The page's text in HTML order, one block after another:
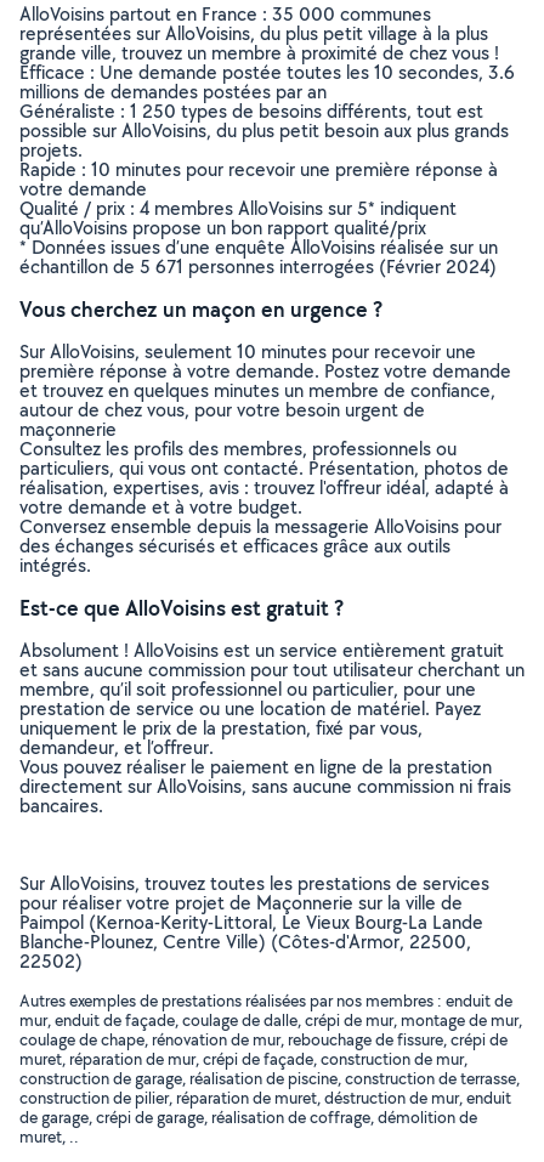
AlloVoisins partout en France : 35 000 communes
représentées sur AlloVoisins, du plus petit village à la plus
grande ville, trouvez un membre à proximité de chez vous !
Efficace : Une demande postée toutes les 10 secondes, 3.6
millions de demandes postées par an
Généraliste : 1 250 types de besoins différents, tout est
possible sur AlloVoisins, du plus petit besoin aux plus grands
projets.
Rapide : 10 minutes pour recevoir une première réponse à
votre demande
Qualité / prix : 4 membres AlloVoisins sur 5* indiquent
qu’AlloVoisins propose un bon rapport qualité/prix
* Données issues d’une enquête AlloVoisins réalisée sur un
échantillon de 5 671 personnes interrogées (Février 2024)
Vous cherchez un maçon en urgence ?
Sur AlloVoisins, seulement 10 minutes pour recevoir une
première réponse à votre demande. Postez votre demande
et trouvez en quelques minutes un membre de confiance,
autour de chez vous, pour votre besoin urgent de
maçonnerie
Consultez les profils des membres, professionnels ou
particuliers, qui vous ont contacté. Présentation, photos de
réalisation, expertises, avis : trouvez l'offreur idéal, adapté à
votre demande et à votre budget.
Conversez ensemble depuis la messagerie AlloVoisins pour
des échanges sécurisés et efficaces grâce aux outils
intégrés.
Est-ce que AlloVoisins est gratuit ?
Absolument ! AlloVoisins est un service entièrement gratuit
et sans aucune commission pour tout utilisateur cherchant un
membre, qu’il soit professionnel ou particulier, pour une
prestation de service ou une location de matériel. Payez
uniquement le prix de la prestation, fixé par vous,
demandeur, et l’offreur.
Vous pouvez réaliser le paiement en ligne de la prestation
directement sur AlloVoisins, sans aucune commission ni frais
bancaires.
Sur AlloVoisins, trouvez toutes les prestations de services
pour réaliser votre projet de Maçonnerie sur la ville de
Paimpol (Kernoa-Kerity-Littoral, Le Vieux Bourg-La Lande
Blanche-Plounez, Centre Ville) (Côtes-d'Armor, 22500,
22502)
Autres exemples de prestations réalisées par nos membres : enduit de
mur, enduit de façade, coulage de dalle, crépi de mur, montage de mur,
coulage de chape, rénovation de mur, rebouchage de fissure, crépi de
muret, réparation de mur, crépi de façade, construction de mur,
construction de garage, réalisation de piscine, construction de terrasse,
construction de pilier, réparation de muret, déstruction de mur, enduit
de garage, crépi de garage, réalisation de coffrage, démolition de
muret, ..